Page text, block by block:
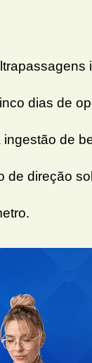
dias de
de
de direção